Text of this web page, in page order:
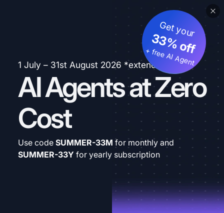
1 July – 31st August 2026 *extended
AI Agents at Zero
Cost
Get your
33% off
+ free AI Agent
Use code SUMMER-33M for monthly and
SUMMER-33Y for yearly subscription